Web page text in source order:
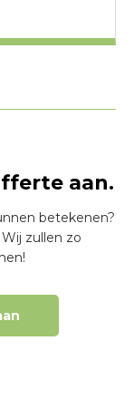
aan.
betekenen?
zullen zo